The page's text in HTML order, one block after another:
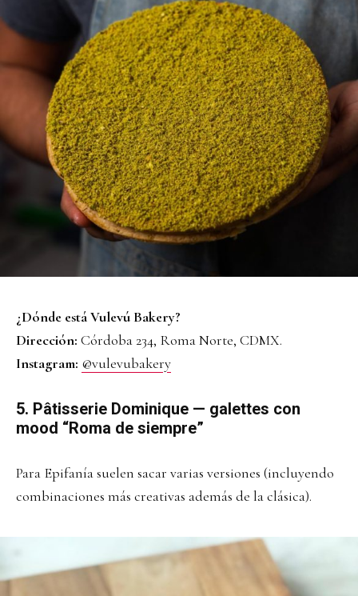
¿Dónde está Vulevú Bakery?
Dirección: Córdoba 234, Roma Norte, CDMX.
Instagram: @vulevubakery
5. Pâtisserie Dominique — galettes con
mood “Roma de siempre”
Para Epifanía suelen sacar varias versiones (incluyendo
combinaciones más creativas además de la clásica).